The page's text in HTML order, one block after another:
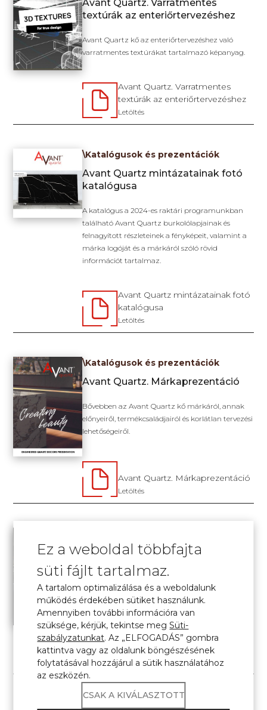
Avant Quartz. Varratmentes
textúrák az enteriőrtervezéshez
Avant Quartz kő az enteriőrtervezéshez való
varratmentes textúrákat tartalmazó képanyag.
Avant Quartz. Varratmentes
textúrák az enteriőrtervezéshez
Letöltés
\Katalógusok és prezentációk
Avant Quartz mintázatainak fotó
katalógusa
A katalógus a 2024-es raktári programunkban
található Avant Quartz burkolólapjainak és
felnagyított részleteinek a fényképeit, valamint a
márka logóját és a márkáról szóló rövid
információt tartalmaz.
Avant Quartz mintázatainak fotó
katalógusa
Letöltés
\Katalógusok és prezentációk
Avant Quartz. Márkaprezentáció
Bővebben az Avant Quartz kő márkáról, annak
előnyeiről, termékcsaládjairól és korlátlan tervezési
lehetőségeiről.
Avant Quartz. Márkaprezentáció
Letöltés
Avant Quartz. Mintázatkatalógus
Az Avant Quartz kő interaktív katalógusa,
amelyben a QR kód beolvasásával nyithatja meg
az enteriőr képét.
Avant Quartz. Mintázatkatalógus
Letöltés
Ez a weboldal többfajta
süti fájlt tartalmaz.
A tartalom optimalizálása és a weboldalunk
működés érdekében sütiket használunk.
Amennyiben további információra van
szüksége, kérjük, tekintse megSüti-
szabályzatunkat. Az „ELFOGADÁS” gombra
kattintva vagy az oldalunk böngészésének
folytatásával hozzájárul a sütik használatához
az eszközén.
CSAK A KIVÁLASZTOTT